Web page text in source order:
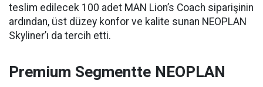
teslim edilecek 100 adet MAN Lion’s Coach siparişinin
ardından, üst düzey konfor ve kalite sunan NEOPLAN
Skyliner’ı da tercih etti.
Premium Segmentte NEOPLAN